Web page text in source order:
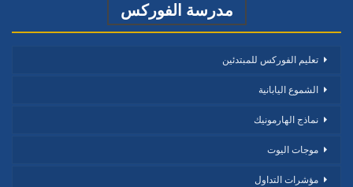
مدرسة الفوركس
تعليم الفوركس للمبتدئين
الشموع اليابانية
نماذج الهارمونيك
موجات اليوت
مؤشرات التداول